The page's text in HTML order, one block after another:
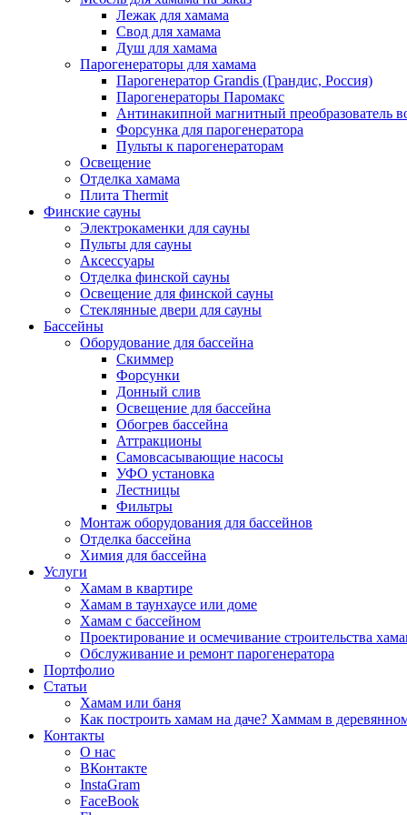
Лежак для хамама
Свод для хамама
Душ для хамама
Парогенераторы для хамама
Парогенератор Grandis (Грандис, Россия)
Парогенераторы Паромакс
Антинакипной магнитный преобразователь
Форсунка для парогенератора
Пульты к парогенераторам
Освещение
Отделка хамама
Плита Thermit
Финские сауны
Электрокаменки для сауны
Пульты для сауны
Аксессуары
Отделка финской сауны
Освещение для финской сауны
Стеклянные двери для сауны
Бассейны
Оборудование для бассейна
Скиммер
Форсунки
Донный слив
Освещение для бассейна
Обогрев бассейна
Аттракционы
Самовсасывающие насосы
УФО установка
Лестницы
Фильтры
Монтаж оборудования для бассейнов
Отделка бассейна
Химия для бассейна
Услуги
Хамам в квартире
Хамам в таунхаусе или доме
Хамам с бассейном
Проектирование и осмечивание строительства
Обслуживание и ремонт парогенератора
Портфолио
Статьи
Хамам или баня
Как построить хамам на даче? Хаммам в
Контакты
О нас
ВКонтакте
InstaGram
FaceBook